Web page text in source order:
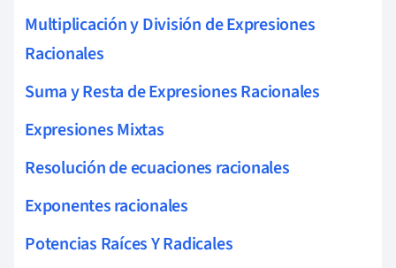
Multiplicación y División de Expresiones
Racionales
Suma y Resta de Expresiones Racionales
Expresiones Mixtas
Resolución de ecuaciones racionales
Exponentes racionales
Potencias Raíces Y Radicales